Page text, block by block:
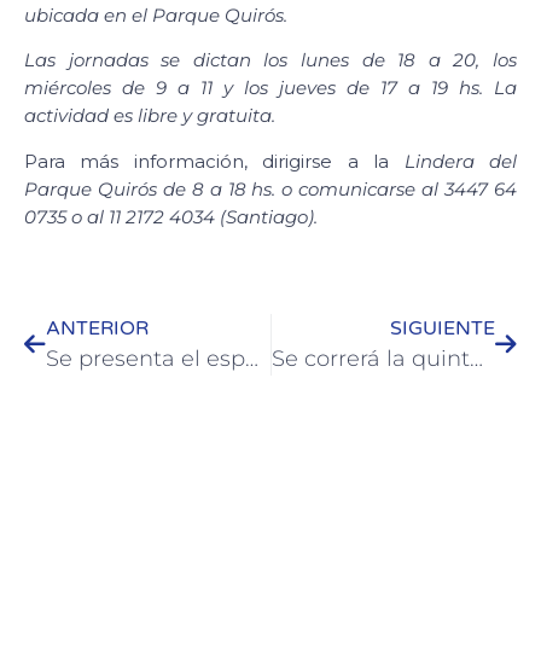
ubicada en el Parque Quirós.
Las jornadas se dictan los lunes de 18 a 20, los
miércoles de 9 a 11 y los jueves de 17 a 19 hs. La
actividad es libre y gratuita.
Para más información, dirigirse a la Lindera del
Parque Quirós de 8 a 18 hs. o comunicarse al 3447 64
0735 o al 11 2172 4034 (Santiago).
ANTERIOR
Se presenta el espectáculo infantil “Pinocho” en Casa del Bicentenario
SIGUIENTE
Se correrá la quinta fecha de las maratones barriales e institucionales